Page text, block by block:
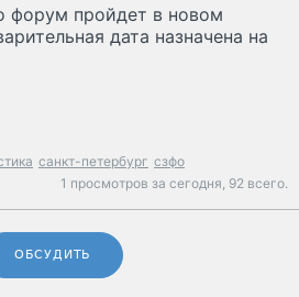
форум пройдет в новом
дата назначена на
санкт-петербург сзфо
1 просмотров за сегодня, 92 всего.
ОБСУДИТЬ